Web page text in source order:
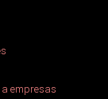
a empresas